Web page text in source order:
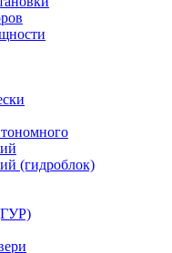
(гидроблок)